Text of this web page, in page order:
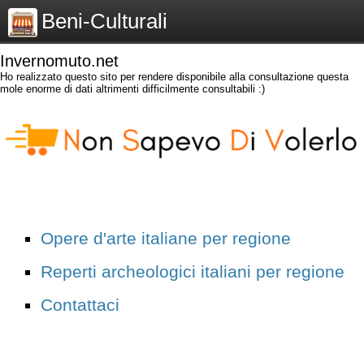
Beni-Culturali
Invernomuto.net
Ho realizzato questo sito per rendere disponibile alla consultazione questa
mole enorme di dati altrimenti difficilmente consultabili :)
Opere d'arte italiane per regione
Reperti archeologici italiani per regione
Contattaci